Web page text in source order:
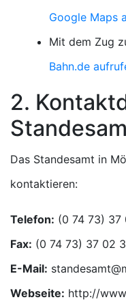
Google Maps
Mit dem Zug
Bahn.de
2.
Das Standesamt in
kontaktieren:
Telefon:
Fax:
E-Mail:
Webseite: http://